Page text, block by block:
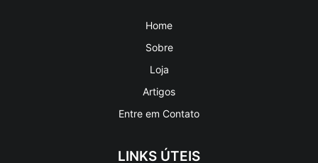
Sobre
Loja
Artigos
Entre em Contato